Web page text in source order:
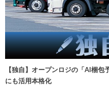
【独自】オープンロジの「AI梱
にも活用本格化